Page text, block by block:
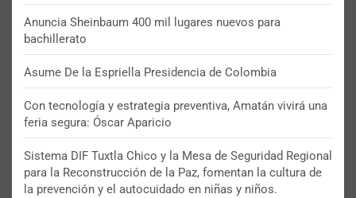
Anuncia Sheinbaum 400 mil lugares nuevos para
bachillerato
Asume De la Espriella Presidencia de Colombia
Con tecnología y estrategia preventiva, Amatán vivirá una
feria segura: Óscar Aparicio
Sistema DIF Tuxtla Chico y la Mesa de Seguridad Regional
para la Reconstrucción de la Paz, fomentan la cultura de
la prevención y el autocuidado en niñas y niños.